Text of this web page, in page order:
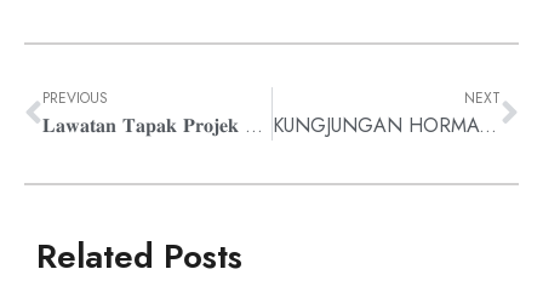
PREVIOUS
𝐋𝐚𝐰𝐚𝐭𝐚𝐧 𝐓𝐚𝐩𝐚𝐤 𝐏𝐫𝐨𝐣𝐞𝐤 𝐑𝐚𝐩𝐢𝐝 𝐌𝐚𝐧𝐮𝐟𝐚𝐜𝐭𝐮𝐫𝐢𝐧𝐠 𝐂𝐨𝐧𝐧𝐞𝐜𝐭𝐢𝐯𝐢𝐭𝐲 𝐒𝐝𝐧 𝐁𝐡𝐝
NEXT
KUNGJUNGAN HORMAT PENGARAH IKM SG. PETANI DAN DELEGASI KE KULIM HI-TECH PARK (KHTP)
Related Posts